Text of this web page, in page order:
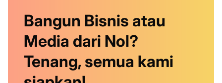
Bangun Bisnis atau
Media dari Nol?
Tenang, semua kami